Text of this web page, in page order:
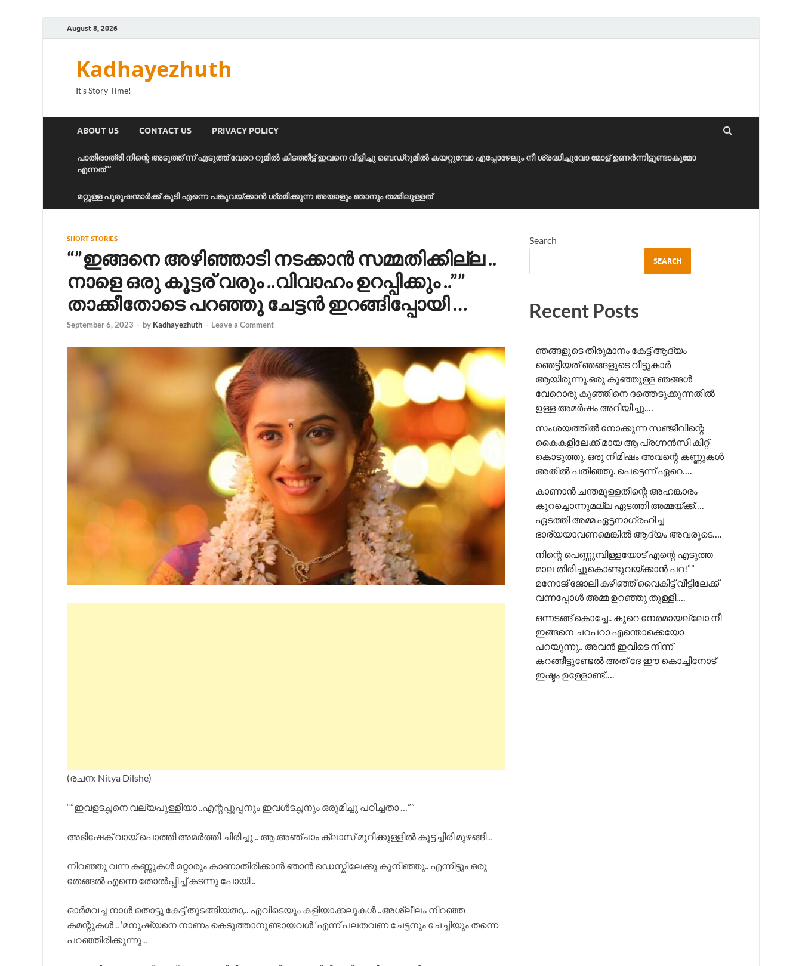
August 8, 2026
Kadhayezhuth
It's Story Time!
ABOUT US CONTACT US PRIVACY POLICY
പാതിരാത്രി നിന്റെ അടുത്ത് ന്ന് എടുത്ത് വേറെ റൂമിൽ കിടത്തീട്ട് ഇവനെ വിളിച്ചു ബെഡ്‌റൂമിൽ കയറ്റുമ്പോ എപ്പോഴേലും നീ ശ്രദ്ധിച്ചുവോ മോള് ഉണർന്നിട്ടുണ്ടാകുമോ
എന്നത് “
മറ്റുള്ള പുരുഷന്മാർക്ക് കൂടി എന്നെ പങ്കുവയ്ക്കാൻ ശ്രമിക്കുന്ന അയാളും ഞാനും തമ്മിലുള്ളത്
SHORT STORIES
“”ഇങ്ങനെ അഴിഞ്ഞാടി നടക്കാൻ സമ്മതിക്കില്ല ..
നാളെ ഒരു കൂട്ടര് വരും ..വിവാഹം ഉറപ്പിക്കും ..””
താക്കീതോടെ പറഞ്ഞു ചേട്ടൻ ഇറങ്ങിപ്പോയി …
September 6, 2023 - by Kadhayezhuth - Leave a Comment
(രചന: Nitya Dilshe)
“”ഇവളടച്ഛനെ വല്യപുള്ളിയാ ..എന്റപ്പൂപ്പനും ഇവൾടച്ഛനും ഒരുമിച്ചു പഠിച്ചതാ …””
അഭിഷേക് വായ് പൊത്തി അമർത്തി ചിരിച്ചു .. ആ അഞ്ചാം ക്ലാസ് മുറിക്കുള്ളിൽ കൂട്ടച്ചിരി മുഴങ്ങി ..
നിറഞ്ഞു വന്ന കണ്ണുകൾ മറ്റാരും കാണാതിരിക്കാൻ ഞാൻ ഡെസ്കിലേക്കു കുനിഞ്ഞു.. എന്നിട്ടും ഒരു
തേങ്ങൽ എന്നെ തോൽപ്പിച്ച് കടന്നു പോയി ..
ഓർമവച്ച നാൾ തൊട്ടു കേട്ട് തുടങ്ങിയതാ,.. എവിടെയും കളിയാക്കലുകൾ ..അശ്ലീലം നിറഞ്ഞ
കമന്റുകൾ .. ‘മനുഷ്യനെ നാണം കെടുത്താനുണ്ടായവൾ ‘എന്ന് പലതവണ ചേട്ടനും ചേച്ചിയും തന്നെ
പറഞ്ഞിരിക്കുന്നു ..
Search
SEARCH
Recent Posts
ഞങ്ങളുടെ തീരുമാനം കേട്ട് ആദ്യം
ഞെട്ടിയത് ഞങ്ങളുടെ വീട്ടുകാർ
ആയിരുന്നു.ഒരു കുഞ്ഞുള്ള ഞങ്ങൾ
വേറൊരു കുഞ്ഞിനെ ദത്തെടുക്കുന്നതിൽ
ഉള്ള അമർഷം അറിയിച്ചു.…
സംശയത്തിൽ നോക്കുന്ന സഞ്ജീവിന്റെ
കൈകളിലേക്ക് മായ ആ പ്രഗ്നൻസി കിറ്റ്
കൊടുത്തു. ഒരു നിമിഷം അവന്റെ കണ്ണുകൾ
അതിൽ പതിഞ്ഞു. പെട്ടെന്ന് ഏറെ….
കാണാൻ ചന്തമുള്ളതിന്റെ അഹങ്കാരം
കുറച്ചൊന്നുമല്ല ഏടത്തി അമ്മയ്ക്ക്….
ഏടത്തി അമ്മ ഏട്ടനാഗ്രഹിച്ച
ഭാര്യയാവണമെങ്കിൽ ആദ്യം അവരുടെ….
നിന്റെ പെണ്ണുമ്പിള്ളയോട് എന്റെ എടുത്ത
മാല തിരിച്ചുകൊണ്ടുവയ്ക്കാൻ പറ!”” ​
മനോജ് ജോലി കഴിഞ്ഞ് വൈകിട്ട് വീട്ടിലേക്ക്
വന്നപ്പോൾ അമ്മ ഉറഞ്ഞു തുള്ളി….
ഒന്നടങ്ങ് കൊച്ചേ.. കുറെ നേരമായല്ലോ നീ
ഇങ്ങനെ ചറപറാ എന്തൊക്കെയോ
പറയുന്നു.. അവൻ ഇവിടെ നിന്ന്
കറങ്ങീട്ടുണ്ടേൽ അത് ദേ ഈ കൊച്ചിനോട്
ഇഷ്ടം ഉള്ളോണ്ട്….